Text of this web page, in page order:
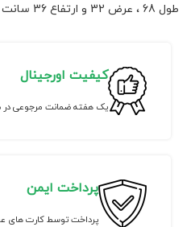
طول 68 ، عرض 32 و ارتفاع 36 سانت
کیفیت اورجینال
یک هفته ضمانت مرجوعی در
پرداخت ایمن
پرداخت توسط کارت های